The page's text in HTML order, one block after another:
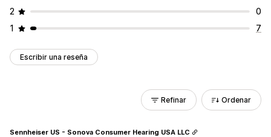
2
0
1
7
Escribir una reseña
Refinar Ordenar
Sennheiser US - Sonova Consumer Hearing USA LLC